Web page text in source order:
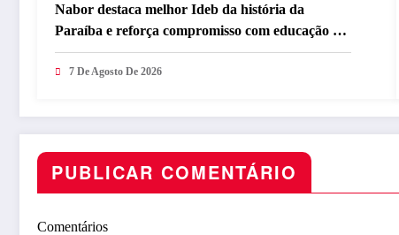
Nabor destaca melhor Ideb da história da
Paraíba e reforça compromisso com educação de
qualidade
7 De Agosto De 2026
PUBLICAR COMENTÁRIO
Comentários